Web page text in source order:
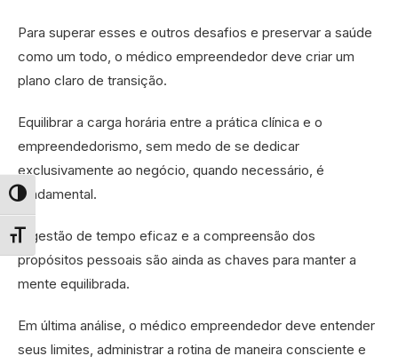
Alternar alto contraste
Alternar tamanho da fonte
Para superar esses e outros desafios e preservar a saúde
como um todo, o médico empreendedor deve criar um
plano claro de transição.
Equilibrar a carga horária entre a prática clínica e o
empreendedorismo, sem medo de se dedicar
exclusivamente ao negócio, quando necessário, é
fundamental.
A gestão de tempo eficaz e a compreensão dos
propósitos pessoais são ainda as chaves para manter a
mente equilibrada.
Em última análise, o médico empreendedor deve entender
seus limites, administrar a rotina de maneira consciente e